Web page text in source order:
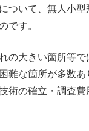
ついて、無人小
す。
の大きい箇所等
難な箇所が多数
術の確立・調査